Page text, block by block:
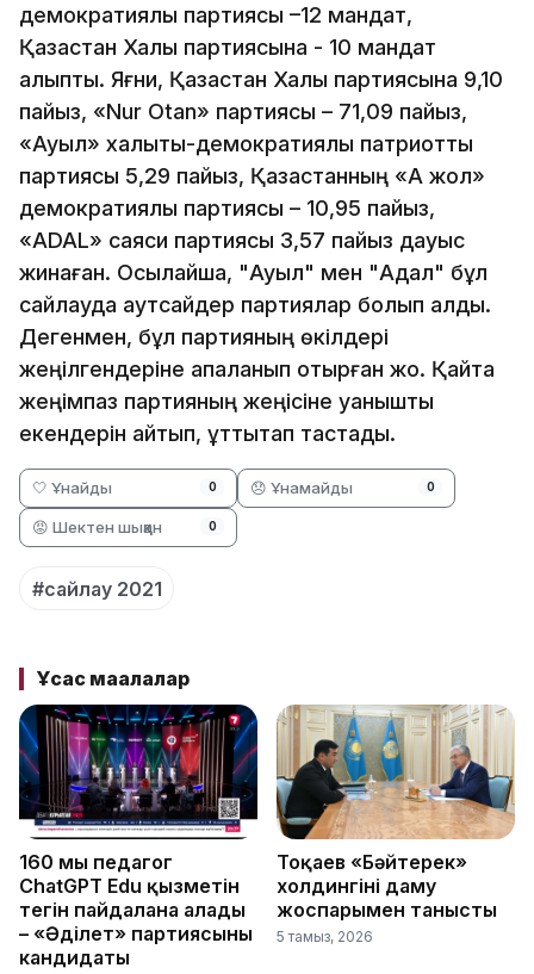
демократиялық партиясы –12 мандат,
Қазақстан Халық партиясына - 10 мандат
алыпты. Яғни, Қазақстан Халық партиясына 9,10
пайыз, «Nur Otan» партиясы – 71,09 пайыз,
«Ауыл» халықтық-демократиялық патриоттық
партиясы 5,29 пайыз, Қазақстанның «Ақ жол»
демократиялық партиясы – 10,95 пайыз,
«ADAL» саяси партиясы 3,57 пайыз дауыс
жинаған. Осылайша, "Ауыл" мен "Адал" бұл
сайлауда аутсайдер партиялар болып қалды.
Дегенмен, бұл партияның өкілдері
жеңілгендеріне қапаланып отырған жоқ. Қайта
жеңімпаз партияның жеңісіне қуанышты
екендерін айтып, құттықтап тастады.
🤍 Ұнайды 0 😞 Ұнамайды 0
😡 Шектен шыққан 0
#сайлау 2021
Ұқсас мақалалар
160 мың педагог
ChatGPT Edu қызметін
тегін пайдалана алады
– «Әділет» партиясының
кандидаты
Тоқаев «Бәйтерек»
холдингінің даму
жоспарымен танысты
5 тамыз, 2026